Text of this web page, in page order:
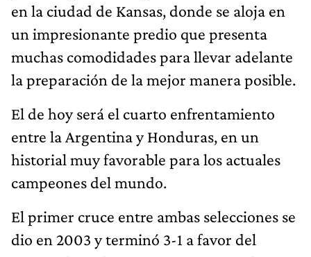
en la ciudad de Kansas, donde se aloja en
un impresionante predio que presenta
muchas comodidades para llevar adelante
la preparación de la mejor manera posible.
El de hoy será el cuarto enfrentamiento
entre la Argentina y Honduras, en un
historial muy favorable para los actuales
campeones del mundo.
El primer cruce entre ambas selecciones se
dio en 2003 y terminó 3-1 a favor del